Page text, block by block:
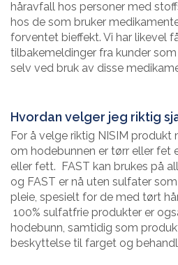
håravfall hos personer med
hos de som bruker
forventet bieffekt. Vi har likevel
tilbakemeldinger fra kunder
selv ved bruk av disse
Hvordan velger jeg riktig
For å velge riktig NISIM
om hodebunnen er tørr eller fet
eller fett. FAST kan brukes på
og FAST er nå uten sulfater
pleie, spesielt for de med tørt
100% sulfatfrie produkter er
hodebunn, samtidig som
beskyttelse til farget og